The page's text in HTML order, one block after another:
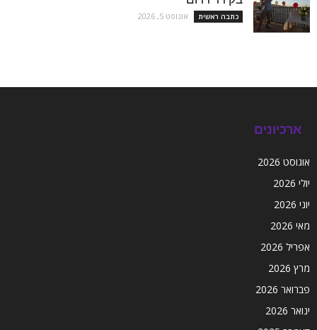
כתבה ראשית אוגוסט 5, 2026
ארכיונים
אוגוסט 2026
יולי 2026
יוני 2026
מאי 2026
אפריל 2026
מרץ 2026
פברואר 2026
ינואר 2026